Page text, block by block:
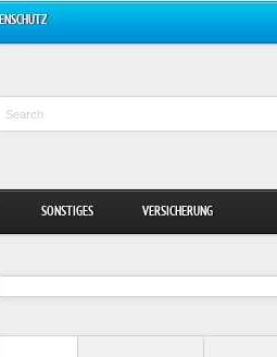
SONSTIGES VERSICHERUNG